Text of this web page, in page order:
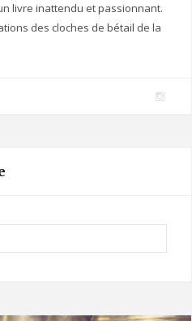
livre inattendu et passionnant.
des cloches de bétail de la
I
r